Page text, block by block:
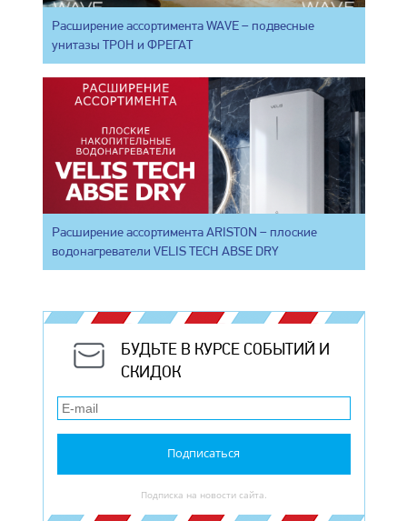
Расширение ассортимента WAVE – подвесные
унитазы ТРОН и ФРЕГАТ
Расширение ассортимента ARISTON – плоские
водонагреватели VELIS TECH ABSE DRY
БУДЬТЕ В КУРСЕ СОБЫТИЙ И
СКИДОК
Подписаться
Подписка на новости сайта.